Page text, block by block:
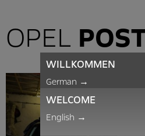
OPEL
WILLKOMMEN
German →
WELCOME
English →